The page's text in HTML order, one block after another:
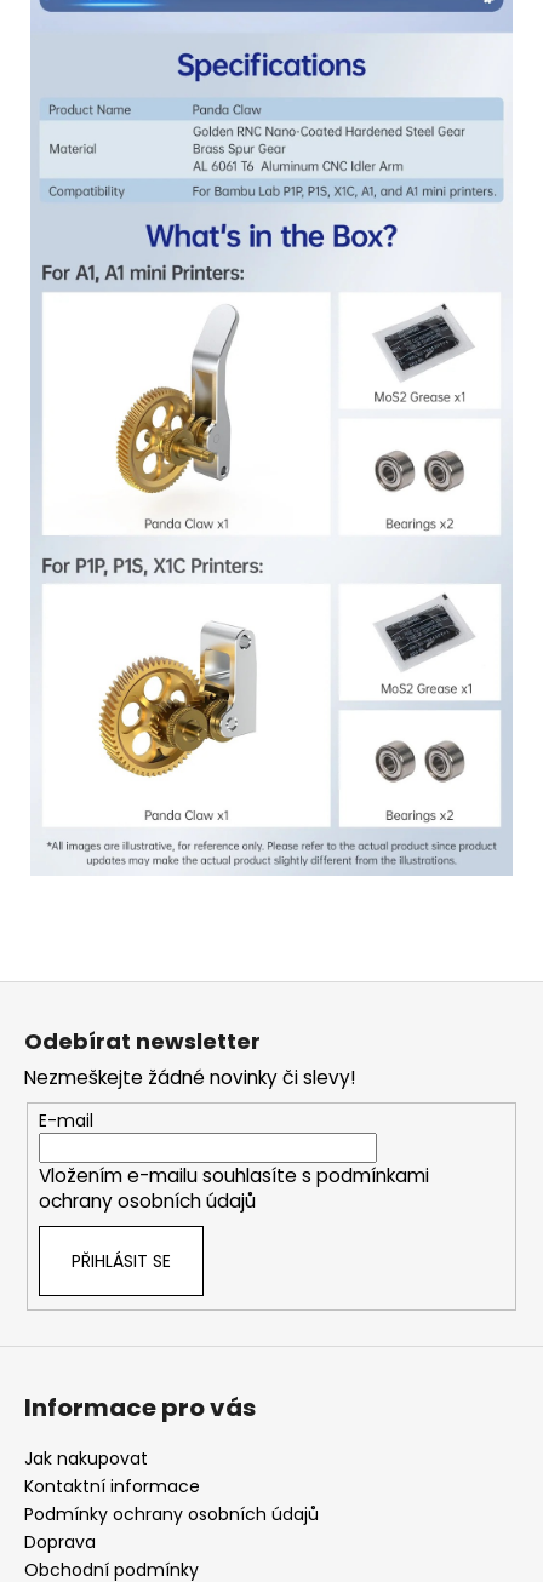
Odebírat newsletter
Nezmeškejte žádné novinky či slevy!
E-mail
Vložením e-mailu souhlasíte s podmínkami
ochrany osobních údajů
PŘIHLÁSIT SE
Informace pro vás
Jak nakupovat
Kontaktní informace
Podmínky ochrany osobních údajů
Doprava
Obchodní podmínky